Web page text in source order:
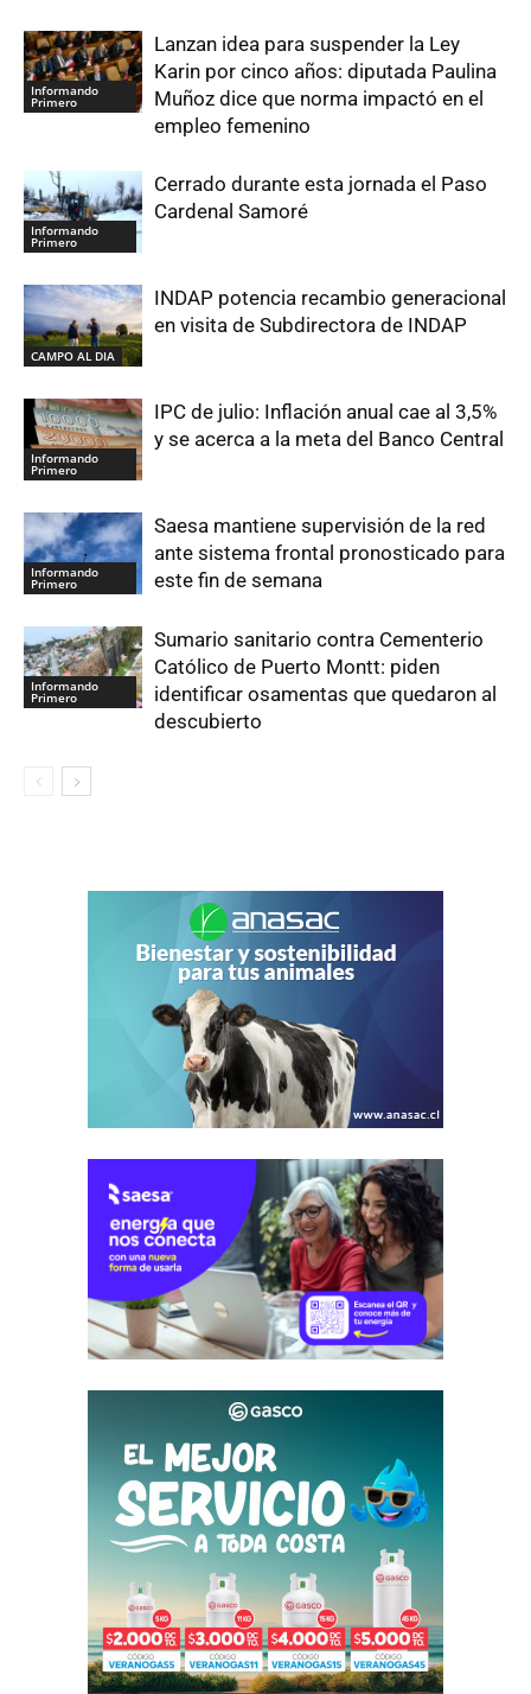
Informando
Primero
Lanzan idea para suspender la Ley
Karin por cinco años: diputada Paulina
Muñoz dice que norma impactó en el
empleo femenino
Informando
Primero
Cerrado durante esta jornada el Paso
Cardenal Samoré
CAMPO AL DIA
INDAP potencia recambio generacional
en visita de Subdirectora de INDAP
Informando
Primero
IPC de julio: Inflación anual cae al 3,5%
y se acerca a la meta del Banco Central
Informando
Primero
Saesa mantiene supervisión de la red
ante sistema frontal pronosticado para
este fin de semana
Informando
Primero
Sumario sanitario contra Cementerio
Católico de Puerto Montt: piden
identificar osamentas que quedaron al
descubierto